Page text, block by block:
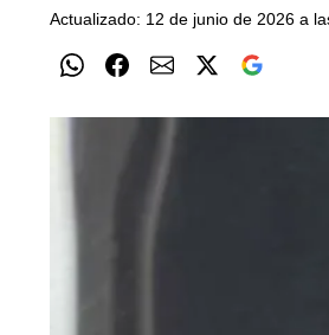
Actualizado: 12 de junio de 2026 a